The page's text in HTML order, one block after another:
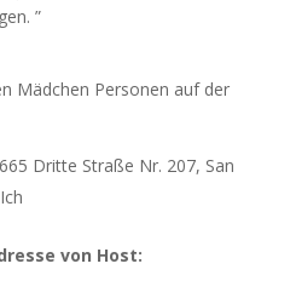
”
Mädchen Personen auf der
665 Dritte Straße Nr. 207, San
von Host: